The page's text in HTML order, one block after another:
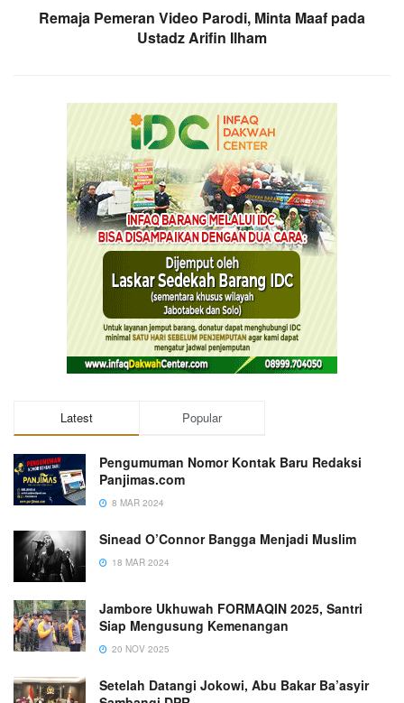
Remaja Pemeran Video Parodi, Minta Maaf pada
Ustadz Arifin Ilham
Latest Popular
Pengumuman Nomor Kontak Baru Redaksi
Panjimas.com
8 MAR 2024
Sinead O’Connor Bangga Menjadi Muslim
18 MAR 2024
Jambore Ukhuwah FORMAQIN 2025, Santri
Siap Mengusung Kemenangan
20 NOV 2025
Setelah Datangi Jokowi, Abu Bakar Ba’asyir